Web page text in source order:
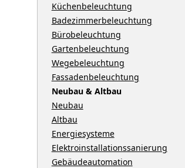
Küchenbeleuchtung
Badezimmerbeleuchtung
Bürobeleuchtung
Gartenbeleuchtung
Wegebeleuchtung
Fassadenbeleuchtung
Neubau & Altbau
Neubau
Altbau
Energiesysteme
Elektroinstallationssanierung
Gebäudeautomation